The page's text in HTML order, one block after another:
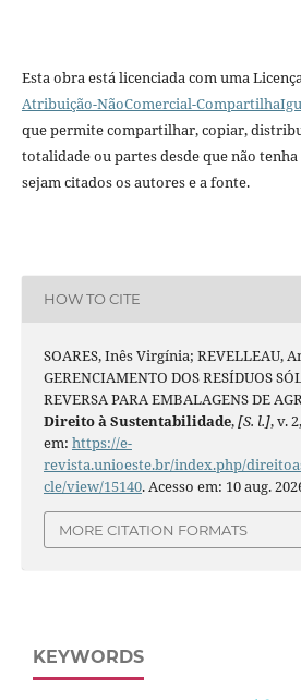
Esta obra está licenciada com uma
Atribuição-NãoComercial-
que permite compartilhar, copiar,
totalidade ou partes desde que não
sejam citados os autores e a fonte.
HOW TO CITE
SOARES, Inês Virgínia; REVELLEAU,
GERENCIAMENTO DOS RESÍDUOS
REVERSA PARA EMBALAGENS DE
Direito à Sustentabilidade,[S. l.], v.
em: https://e-
revista.unioeste.br/index.php/
cle/view/15140. Acesso em: 10 aug.
MORE CITATION FORMATS
KEYWORDS